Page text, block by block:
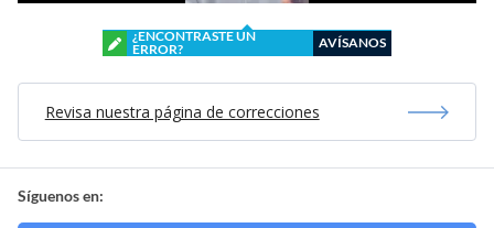
¿ENCONTRASTE UN
ERROR?
AVÍSANOS
Revisa nuestra página de correcciones
Síguenos en: